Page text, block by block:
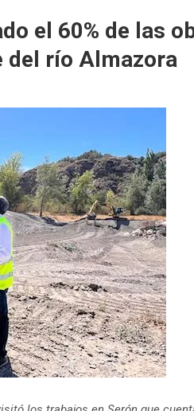
el 60% de las
del río Almazora